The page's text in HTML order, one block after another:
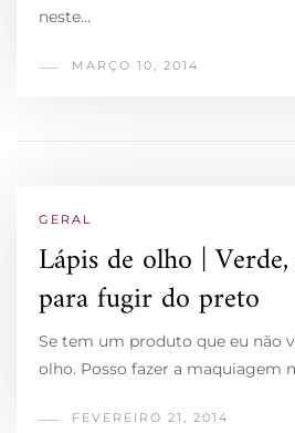
neste…
MARÇO 10, 2014
GERAL
Lápis de olho |
para fugir do preto
Se tem um produto que eu não
olho. Posso fazer a maquiagem
FEVEREIRO 21, 2014